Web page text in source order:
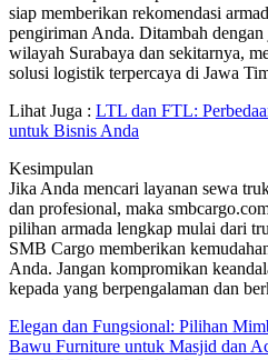
siap memberikan rekomendasi
pengiriman Anda. Ditambah
wilayah Surabaya dan sekitarnya,
solusi logistik terpercaya di Jawa
Lihat Juga : LTL dan FTL:
untuk Bisnis Anda
Kesimpulan
Jika Anda mencari layanan sewa
dan profesional, maka
pilihan armada lengkap mulai dari
SMB Cargo memberikan
Anda. Jangan kompromikan
kepada yang berpengalaman dan
Post
Elegan dan Fungsional: Pilihan
Bawu Furniture untuk Masjid dan